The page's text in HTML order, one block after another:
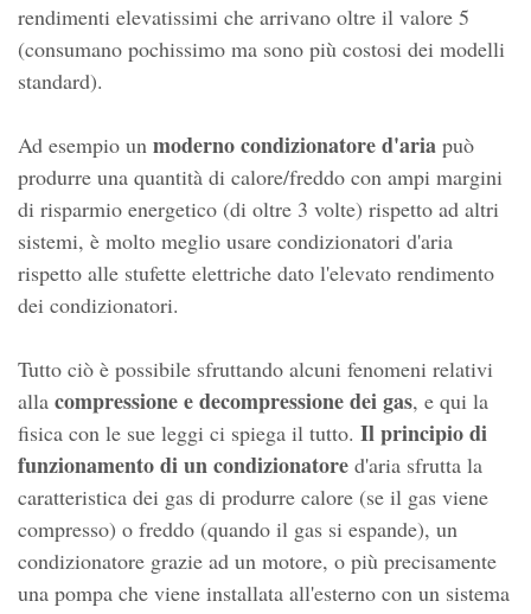
rendimenti elevatissimi che arrivano oltre il valore 5
(consumano pochissimo ma sono più costosi dei modelli
standard).
Ad esempio un moderno condizionatore d'aria può
produrre una quantità di calore/freddo con ampi margini
di risparmio energetico (di oltre 3 volte) rispetto ad altri
sistemi, è molto meglio usare condizionatori d'aria
rispetto alle stufette elettriche dato l'elevato rendimento
dei condizionatori.
Tutto ciò è possibile sfruttando alcuni fenomeni relativi
alla compressione e decompressione dei gas, e qui la
fisica con le sue leggi ci spiega il tutto. Il principio di
funzionamento di un condizionatore d'aria sfrutta la
caratteristica dei gas di produrre calore (se il gas viene
compresso) o freddo (quando il gas si espande), un
condizionatore grazie ad un motore, o più precisamente
una pompa che viene installata all'esterno con un sistema